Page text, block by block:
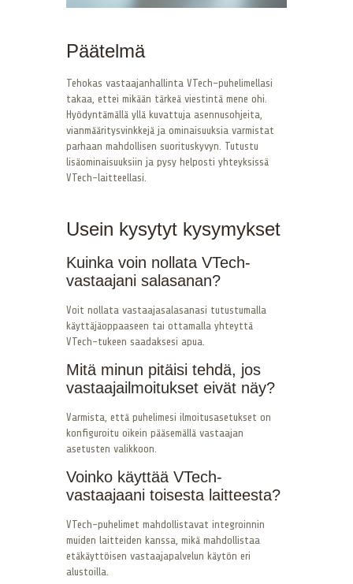
Päätelmä
Tehokas vastaajanhallinta VTech-puhelimellasi
takaa, ettei mikään tärkeä viestintä mene ohi.
Hyödyntämällä yllä kuvattuja asennusohjeita,
vianmääritysvinkkejä ja ominaisuuksia varmistat
parhaan mahdollisen suorituskyvyn. Tutustu
lisäominaisuuksiin ja pysy helposti yhteyksissä
VTech-laitteellasi.
Usein kysytyt kysymykset
Kuinka voin nollata VTech-
vastaajani salasanan?
Voit nollata vastaajasalasanasi tutustumalla
käyttäjäoppaaseen tai ottamalla yhteyttä
VTech-tukeen saadaksesi apua.
Mitä minun pitäisi tehdä, jos
vastaajailmoitukset eivät näy?
Varmista, että puhelimesi ilmoitusasetukset on
konfiguroitu oikein pääsemällä vastaajan
asetusten valikkoon.
Voinko käyttää VTech-
vastaajaani toisesta laitteesta?
VTech-puhelimet mahdollistavat integroinnin
muiden laitteiden kanssa, mikä mahdollistaa
etäkäyttöisen vastaajapalvelun käytön eri
alustoilla.